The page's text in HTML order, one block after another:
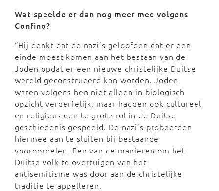
Wat speelde er dan nog meer mee volgens
Confino?
“Hij denkt dat de nazi’s geloofden dat er een
einde moest komen aan het bestaan van de
Joden opdat er een nieuwe christelijke Duitse
wereld geconstrueerd kon worden. Joden
waren volgens hen niet alleen in biologisch
opzicht verderfelijk, maar hadden ook cultureel
en religieus een te grote rol in de Duitse
geschiedenis gespeeld. De nazi’s probeerden
hiermee aan te sluiten bij bestaande
vooroordelen. Een van de manieren om het
Duitse volk te overtuigen van het
antisemitisme was door aan de christelijke
traditie te appelleren.